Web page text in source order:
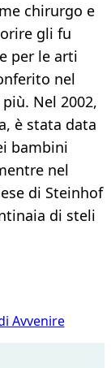
chirurgo e
gli fu
per le arti
nel
Nel 2002,
è stata data
bambini
nel
di Steinhof
di steli
Avvenire